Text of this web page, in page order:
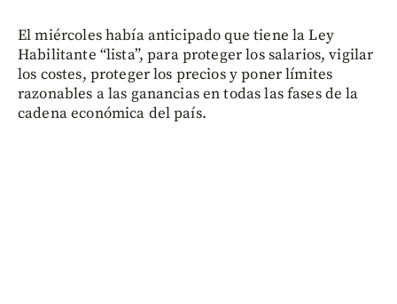
El miércoles había anticipado que tiene la Ley
Habilitante “lista”, para proteger los salarios, vigilar
los costes, proteger los precios y poner límites
razonables a las ganancias en todas las fases de la
cadena económica del país.